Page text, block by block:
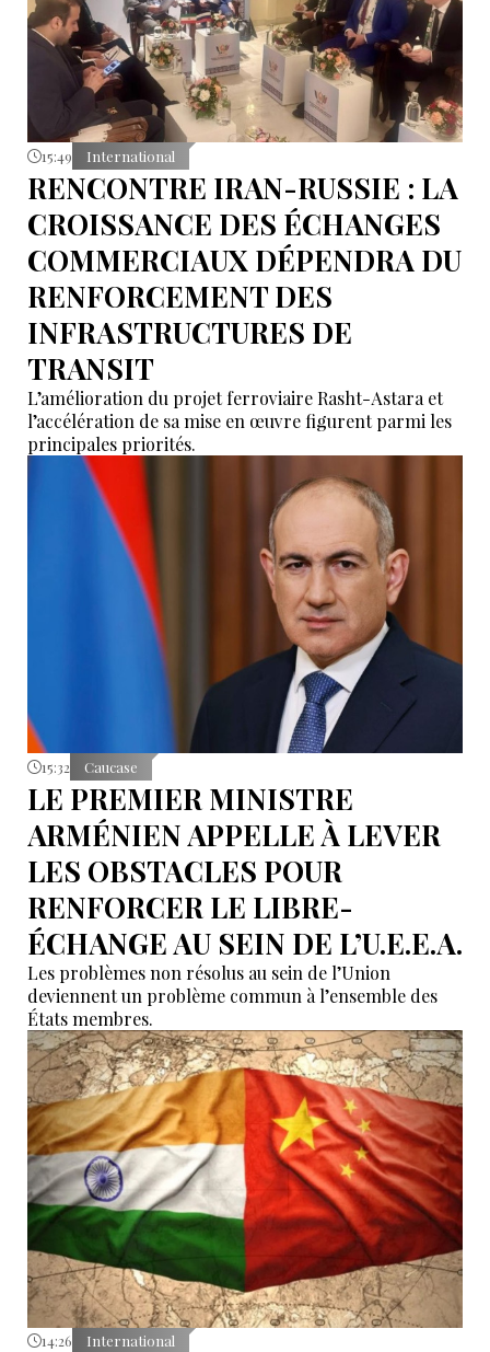
15:49 International
RENCONTRE IRAN-RUSSIE : LA
CROISSANCE DES ÉCHANGES
COMMERCIAUX DÉPENDRA DU
RENFORCEMENT DES
INFRASTRUCTURES DE
TRANSIT
L’amélioration du projet ferroviaire Rasht-Astara et
l’accélération de sa mise en œuvre figurent parmi les
principales priorités.
15:32 Caucase
LE PREMIER MINISTRE
ARMÉNIEN APPELLE À LEVER
LES OBSTACLES POUR
RENFORCER LE LIBRE-
ÉCHANGE AU SEIN DE L’U.E.E.A.
Les problèmes non résolus au sein de l’Union
deviennent un problème commun à l’ensemble des
États membres.
14:26 International